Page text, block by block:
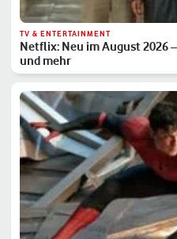
TV & ENTERTAINMENT
Netflix: Neu im August 2026
und mehr